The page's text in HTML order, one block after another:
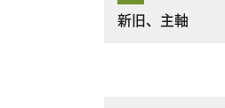
新旧、主軸